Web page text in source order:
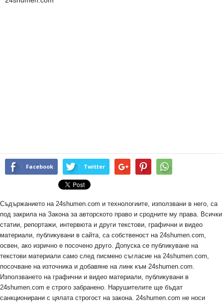
Facebook Twitter
Съдържанието на 24shumen.com и технологиите, използвани в него, са
под закрила на Закона за авторското право и сродните му права. Всички
статии, репортажи, интервюта и други текстови, графични и видео
материали, публикувани в сайта, са собственост на 24shumen.com,
освен, ако изрично е посочено друго. Допуска се публикуване на
текстови материали само след писмено съгласие на 24shumen.com,
посочване на източника и добавяне на линк към 24shumen.com.
Използването на графични и видео материали, публикувани в
24shumen.com е строго забранено. Нарушителите ще бъдат
санкционирани с цялата строгост на закона. 24shumen.com не носи